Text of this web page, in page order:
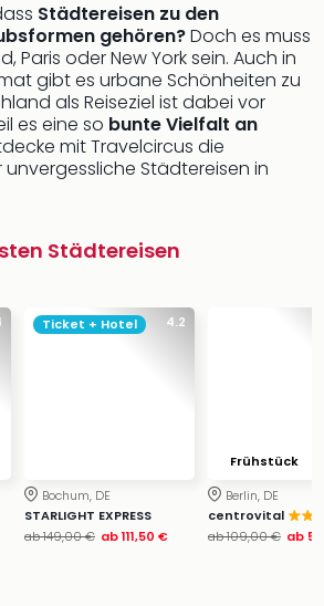
Städtereisen zu den
gehören?Doch es muss
Paris oder New York sein. Auch in
gibt es urbane Schönheiten zu
als Reiseziel ist dabei vor
es eine so bunte Vielfalt an
mit Travelcircus die
Städtereisen in
Städtereisen
4.2
Ticket + Hotel
Bochum, DE
STARLIGHT EXPRESS
ab149,00 € ab111,50 €
Frühstück
Berlin, DE
centrovital
ab109,00 € ab